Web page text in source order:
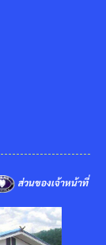
ส่วนของเจ้าหน้าที่